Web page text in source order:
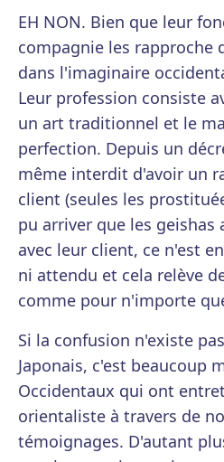
EH NON. Bien que leur
compagnie les rapproche
dans l'imaginaire
Leur profession consiste
un art traditionnel et le
perfection. Depuis un
même interdit d'avoir un
client (seules les
pu arriver que les geishas
avec leur client, ce n'est
ni attendu et cela relève
comme pour n'importe
Si la confusion n'existe
Japonais, c'est beaucoup
Occidentaux qui ont
orientaliste à travers de
témoignages. D'autant